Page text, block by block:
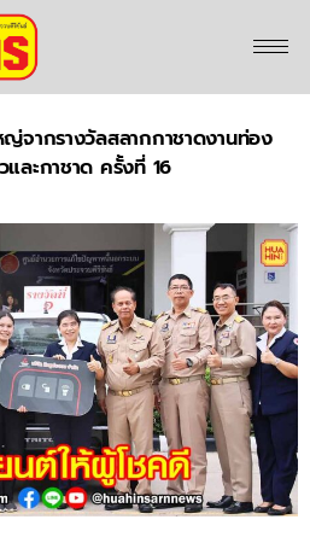
จากรางวัลสลากกาชาดงานท่อง
และกาชาด ครั้งที่ 16